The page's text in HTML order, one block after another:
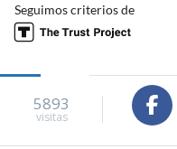
Seguimos criterios de
5893
visitas